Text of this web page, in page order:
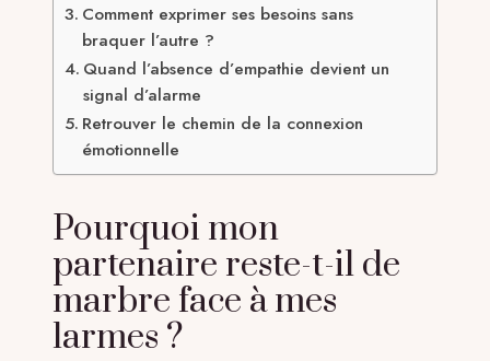
Comment exprimer ses besoins sans
braquer l’autre ?
Quand l’absence d’empathie devient un
signal d’alarme
Retrouver le chemin de la connexion
émotionnelle
Pourquoi mon
partenaire reste-t-il de
marbre face à mes
larmes ?